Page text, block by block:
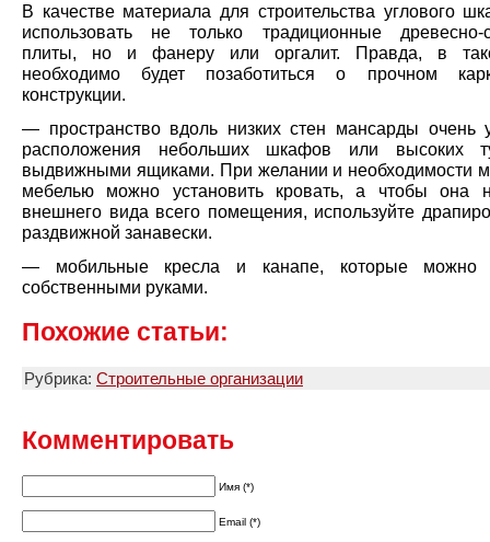
В качестве материала для строительства углового
использовать не только традиционные древесно-
плиты, но и фанеру или оргалит. Правда, в
необходимо будет позаботиться о прочном
конструкции.
— пространство вдоль низких стен мансарды очень
расположения небольших шкафов или высоких
выдвижными ящиками. При желании и необходимости
мебелью можно установить кровать, а чтобы она
внешнего вида всего помещения, используйте
раздвижной занавески.
— мобильные кресла и канапе, которые можно
собственными руками.
Похожие статьи:
Рубрика: Строительные организации
Комментировать
Имя (*)
Email (*)